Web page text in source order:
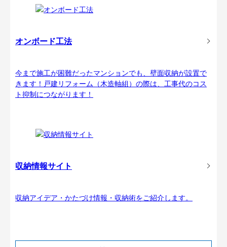
オンボード工法
今まで施工が困難だったマンションでも、壁面収納が設置で
きます！戸建リフォーム（木造軸組）の際は、工事代のコス
ト抑制につながります！
収納情報サイト
収納アイデア・かたづけ情報・収納術をご紹介します。